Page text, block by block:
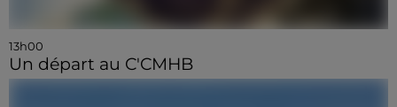
13h00
Un départ au C'CMHB